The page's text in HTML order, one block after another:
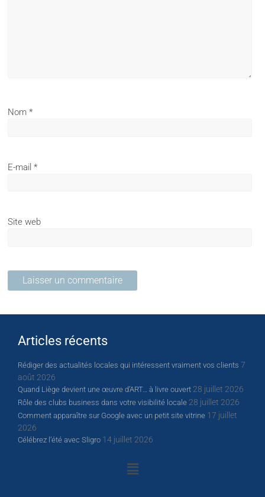
Nom*
E-mail*
Site web
Articles récents
Rédiger des actualités locales qui intéressent vraiment vos clients 7
août 2026
Quand Liège devient une œuvre d’ART… à livre ouvert 28 juillet 2026
Rôle des clubs business dans votre visibilité locale 28 juillet 2026
Comment apparaître sur Google avec un petit site vitrine 17 juillet
2026
Célébrez l’été avec Sligro 14 juillet 2026